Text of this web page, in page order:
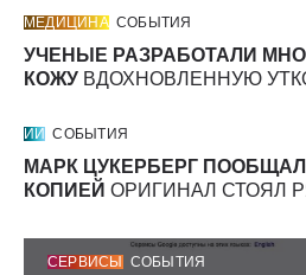
МЕДИЦИНА СОБЫТИЯ
УЧЕНЫЕ РАЗРАБОТАЛИ
КОЖУ ВДОХНОВЛЕННУЮ
ИИ СОБЫТИЯ
МАРК ЦУКЕРБЕРГ
КОПИЕЙ ОРИГИНАЛ СТОЯЛ
СЕРВИСЫ СОБЫТИЯ